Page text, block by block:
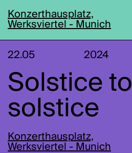
Konzerthausplatz,
Werksviertel - Munich
22.05 2024
Solstice to
solstice
Konzerthausplatz,
Werksviertel - Munich